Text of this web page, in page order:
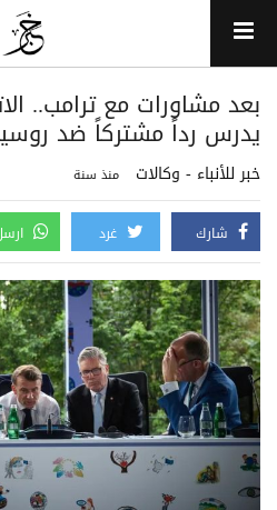
بعد مشاورات مع ترامب..
يدرس رداً مشتركاً ضد
خبر للأنباء - وكالات منذ سنة
شارك غرد